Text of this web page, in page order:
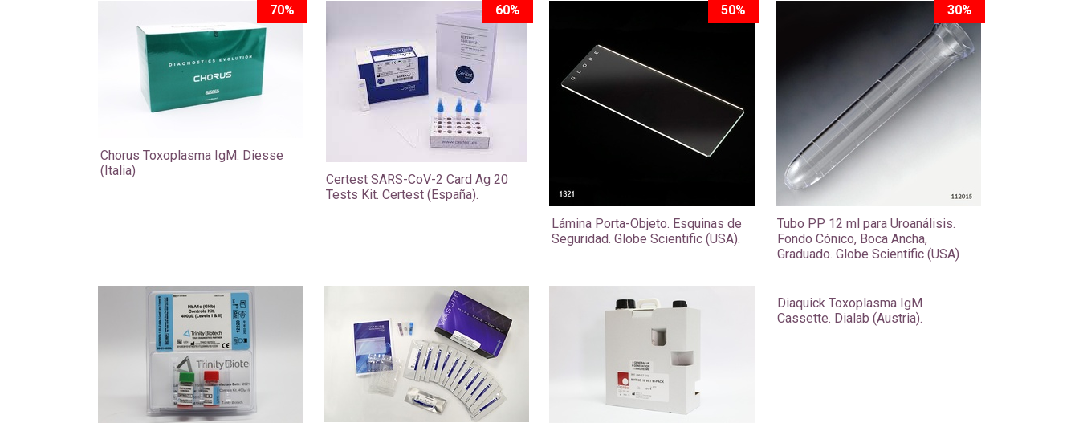
Chorus Toxoplasma IgM. Diesse
(Italia)
70%
​Certest SARS-CoV-2 Card Ag 20
Tests Kit. Certest (España).
60%
​Lámina Porta-Objeto. Esquinas de
Seguridad. Globe Scientific (USA).
50%
Tubo PP 12 ml para Uroanálisis.
Fondo Cónico, Boca Ancha,
Graduado. Globe Scientific (USA)
30%
Diaquick Toxoplasma IgM
Cassette. Dialab (Austria).